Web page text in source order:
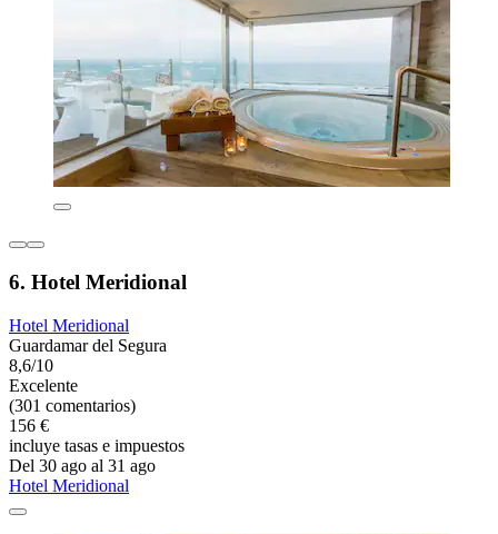
6. Hotel Meridional
Hotel Meridional
Guardamar del Segura
8,6/10
Excelente
(301 comentarios)
156 €
incluye tasas e impuestos
Del 30 ago al 31 ago
Hotel Meridional